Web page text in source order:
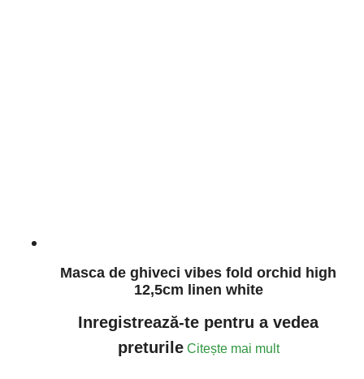
Masca de ghiveci vibes fold orchid high
12,5cm linen white
Inregistrează-te pentru a vedea
preturile Citește mai mult